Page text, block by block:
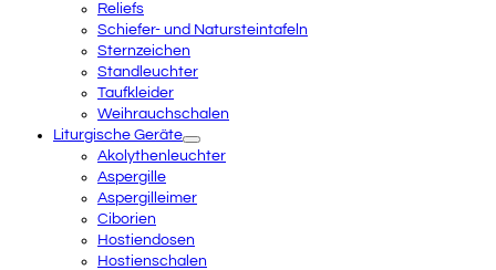
Reliefs
Schiefer- und Natursteintafeln
Sternzeichen
Standleuchter
Taufkleider
Weihrauchschalen
Liturgische Geräte
Akolythenleuchter
Aspergille
Aspergilleimer
Ciborien
Hostiendosen
Hostienschalen